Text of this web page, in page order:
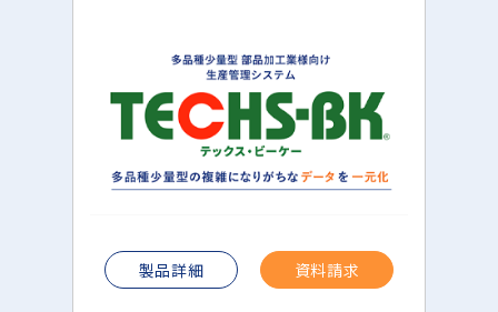
製品詳細 資料請求